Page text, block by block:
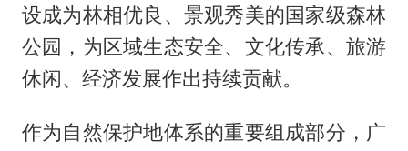
设成为林相优良、景观秀美的国家级森林
公园，为区域生态安全、文化传承、旅游
休闲、经济发展作出持续贡献。
作为自然保护地体系的重要组成部分，广